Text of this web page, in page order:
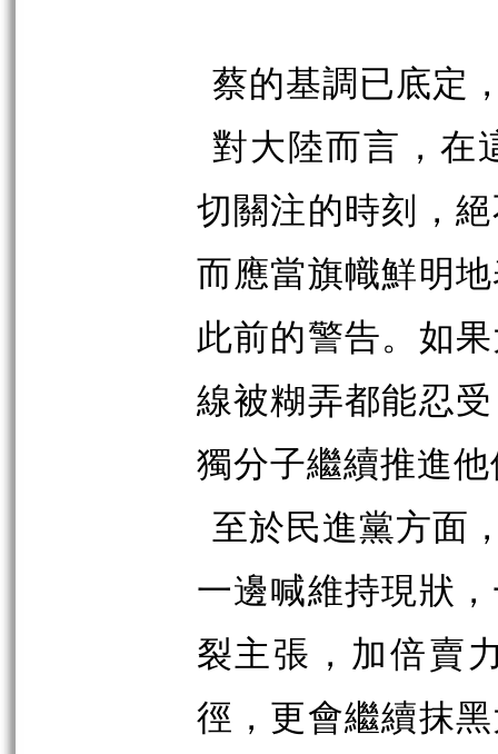
蔡的基調已底定
對大陸而言，在
切關注的時刻，
而應當旗幟鮮明
此前的警告。如
線被糊弄都能忍
獨分子繼續推進
至於民進黨方面
一邊喊維持現狀
裂主張，加倍賣
徑，更會繼續抹